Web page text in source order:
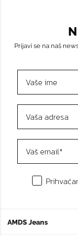
AMDS Jeans
Prijavi se na naš